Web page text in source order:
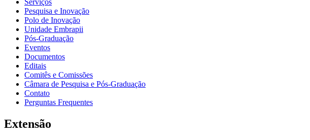
Pesquisa e Inovação
Polo de Inovação
Unidade Embrapii
Pós-Graduação
Eventos
Documentos
Editais
Comitês e Comissões
Câmara de Pesquisa e Pós-Graduação
Contato
Perguntas Frequentes
Extensão